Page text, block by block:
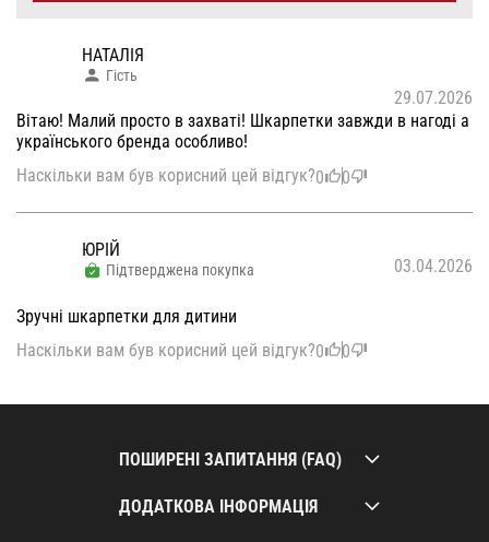
НАТАЛІЯ
Гість
29.07.2026
Вітаю! Малий просто в захваті! Шкарпетки завжди в нагоді а
українського бренда особливо!
Наскільки вам був корисний цей відгук?0 0
ЮРІЙ
Підтверджена покупка 03.04.2026
Зручні шкарпетки для дитини
Наскільки вам був корисний цей відгук?0 0
ПОШИРЕНІ ЗАПИТАННЯ (FAQ)
ДОДАТКОВА ІНФОРМАЦІЯ